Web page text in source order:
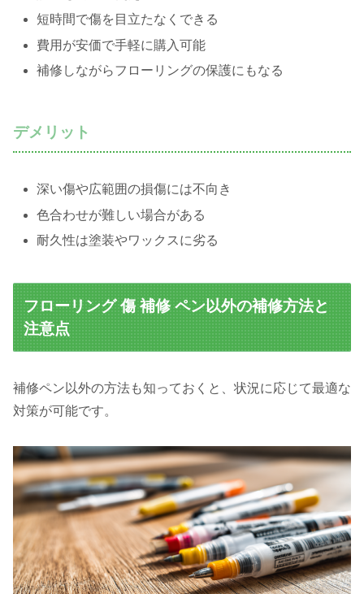
短時間で傷を目立たなくできる
費用が安価で手軽に購入可能
補修しながらフローリングの保護にもなる
デメリット
深い傷や広範囲の損傷には不向き
色合わせが難しい場合がある
耐久性は塗装やワックスに劣る
フローリング 傷 補修 ペン以外の補修方法と
注意点
補修ペン以外の方法も知っておくと、状況に応じて最適な
対策が可能です。